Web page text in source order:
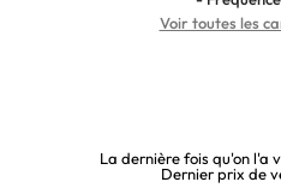
Voir toutes les
La dernière fois qu'on l'a
Dernier prix de